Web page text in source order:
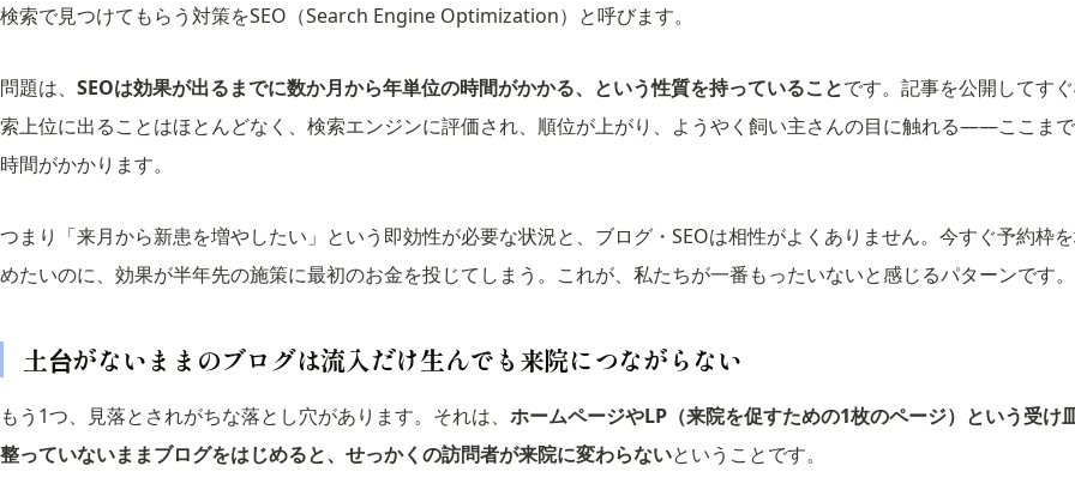
検索で見つけてもらう対策をSEO（Search Engine Optimization）と呼びます。
問題は、 SEOは効果が出るまでに数か月から年単位の時間がかかる、という性質を持っていることです。記事を公開してす
索上位に出ることはほとんどなく、検索エンジンに評価され、順位が上がり、ようやく飼い主さんの目に触れる――ここま
時間がかかります。
つまり「来月から新患を増やしたい」という即効性が必要な状況と、ブログ・SEOは相性がよくありません。今すぐ予約枠
めたいのに、効果が半年先の施策に最初のお金を投じてしまう。これが、私たちが一番もったいないと感じるパターンです。
土台がないままのブログは流入だけ生んでも来院につながらない
もう1つ、見落とされがちな落とし穴があります。それは、 ホームページやLP（来院を促すための1枚のページ）という受け
整っていないままブログをはじめると、せっかくの訪問者が来院に変わらないということです。